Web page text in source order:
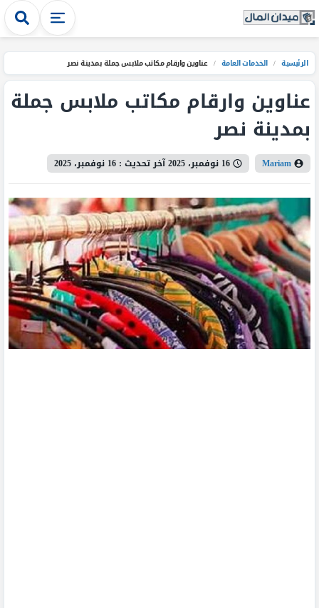
الرئيسية / الخدمات العامة / عناوين وارقام مكاتب ملابس جملة بمدينة نصر
عناوين وارقام مكاتب ملابس جملة
بمدينة نصر
Mariam 16 نوفمبر، 2025 آخر تحديث : 16 نوفمبر، 2025